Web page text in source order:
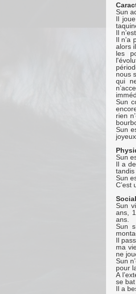
Sun
Il
Il
Il n’a
alors
les
nous
qui
Sun
rien
Sun
Sun
Il a
Sun
C’est
Sun
ans,
ans.
Sun
Il
ma
ne
Sun
pour
A
se
Il a